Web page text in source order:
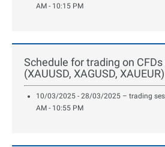
AM - 10:15 PM
Schedule for trading on
(XAUUSD, XAGUSD, XAUEUR)
10/03/2025 - 28/03/2025 – trading
AM - 10:55 PM